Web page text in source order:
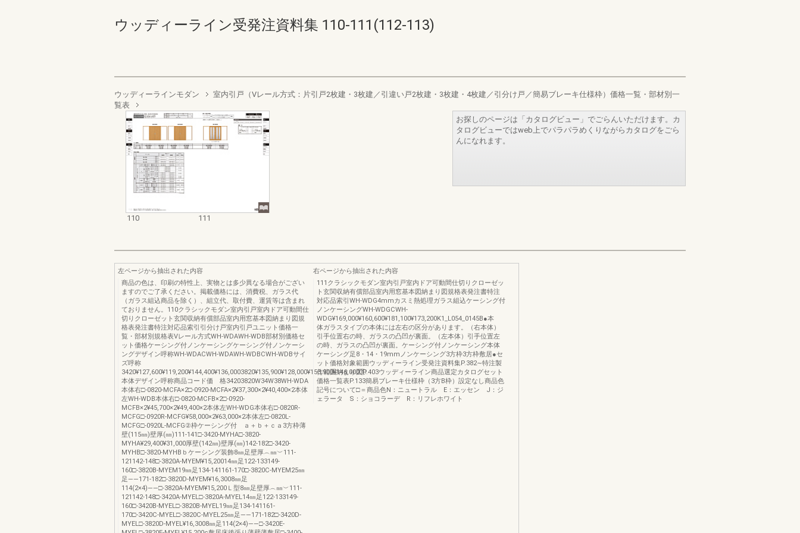
ウッディーライン受発注資料集 110-111(112-113)
ウッディーラインモダン
室内引戸（Vレール方式：片引戸2枚建・3枚建／引違い戸2枚建・3枚建・4枚建／引分け戸／簡易ブレーキ仕様枠）価格一覧・部材別一
覧表
110 111
お探しのページは「カタログビュー」でごらんいただけます。カ
タログビューではweb上でパラパラめくりながらカタログをごら
んになれます。
左ページから抽出された内容
商品の色は、印刷の特性上、実物とは多少異なる場合がござい
ますのでご了承ください。掲載価格には、消費税、ガラス代
（ガラス組込商品を除く）、組立代、取付費、運賃等は含まれ
ておりません。110クラシックモダン室内引戸室内ドア可動間仕
切りクローゼット玄関収納有償部品室内用窓基本図納まり図規
格表発注書特注対応品索引引分け戸室内引戸ユニット価格一
覧・部材別規格表Vレール方式WH-WDAWH-WDB部材別価格セ
ット価格ケーシング付ノンケーシングケーシング付ノンケーシ
ングデザイン呼称WH-WDACWH-WDAWH-WDBCWH-WDBサイ
ズ呼称
3420¥127,600¥119,200¥144,400¥136,0003820¥135,900¥128,000¥153,900¥146,000①
本体デザイン呼称商品コード価 格34203820W34W38WH-WDA
本体右□-0820-MCFA×2□-0920-MCFA×2¥37,300×2¥40,400×2本体
左WH-WDB本体右□-0820-MCFB×2□-0920-
MCFB×2¥45,700×2¥49,400×2本体左WH-WDG本体右□-0820R-
MCFG□-0920R-MCFG¥58,000×2¥63,000×2本体左□-0820L-
MCFG□-0920L-MCFG②枠ケーシング付 ａ＋ｂ＋ｃａ3方枠薄
壁(115㎜)壁厚(㎜)111-141□-3420-MYHA□-3820-
MYHA¥29,400¥31,000厚壁(142㎜)壁厚(㎜)142-182□-3420-
MYHB□-3820-MYHBｂケーシング装飾8㎜足壁厚︵㎜︶111-
121142-148□-3820A-MYEM¥15,20014㎜足122-133149-
160□-3820B-MYEM19㎜足134-141161-170□-3820C-MYEM25㎜
足――171-182□-3820D-MYEM¥16,3008㎜足
114(2×4)――□-3820A-MYEM¥15,200Ｌ型8㎜足壁厚︵㎜︶111-
121142-148□-3420A-MYEL□-3820A-MYEL14㎜足122-133149-
160□-3420B-MYEL□-3820B-MYEL19㎜足134-141161-
170□-3420C-MYEL□-3820C-MYEL25㎜足――171-182□-3420D-
MYEL□-3820D-MYEL¥16,3008㎜足114(2×4)――□-3420E-
右ページから抽出された内容
111クラシックモダン室内引戸室内ドア可動間仕切りクローゼッ
ト玄関収納有償部品室内用窓基本図納まり図規格表発注書特注
対応品索引WH-WDG4mmカスミ熱処理ガラス組込ケーシング付
ノンケーシングWH-WDGCWH-
WDG¥169,000¥160,600¥181,100¥173,200K1_L054_0145B●本
体ガラスタイプの本体には左右の区分があります。（右本体）
引手位置右の時、ガラスの凸凹が裏面。（左本体）引手位置左
の時、ガラスの凸凹が裏面。ケーシング付ノンケーシング本体
ケーシング足8・14・19mmノンケーシング3方枠3方枠敷居●セ
ット価格対象範囲ウッディーライン受発注資料集P.382∼特注製
作範囲納まり図P.403ウッディーライン商品選定カタログセット
価格一覧表P.133簡易ブレーキ仕様枠（3方B枠）設定なし商品色
記号について□＝商品色N：ニュートラル E：エッセン J：ジ
ェラータ S：ショコラーデ R：リフレホワイト